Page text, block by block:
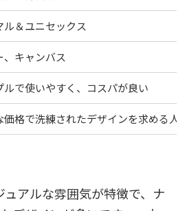
ル＆ユニセックス
、キャンバス
ルで使いやすく、コスパが良い
価格で洗練されたデザインを求める人
ュアルな雰囲気が特徴で、ナ